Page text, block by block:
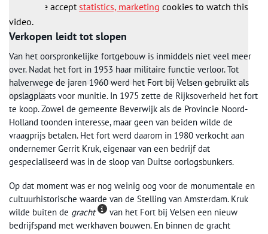
Please acceptstatistics, marketing cookies to watch this
video.
Verkopen leidt tot slopen
Van het oorspronkelijke fortgebouw is inmiddels niet veel meer
over. Nadat het fort in 1953 haar militaire functie verloor. Tot
halverwege de jaren 1960 werd het Fort bij Velsen gebruikt als
opslagplaats voor munitie. In 1975 zette de Rijksoverheid het fort
te koop. Zowel de gemeente Beverwijk als de Provincie Noord-
Holland toonden interesse, maar geen van beiden wilde de
vraagprijs betalen. Het fort werd daarom in 1980 verkocht aan
ondernemer Gerrit Kruk, eigenaar van een bedrijf dat
gespecialiseerd was in de sloop van Duitse oorlogsbunkers.
Op dat moment was er nog weinig oog voor de monumentale en
cultuurhistorische waarde van de Stelling van Amsterdam. Kruk
wilde buiten de gracht
van het Fort bij Velsen een nieuw
bedrijfspand met werkhaven bouwen. En binnen de gracht